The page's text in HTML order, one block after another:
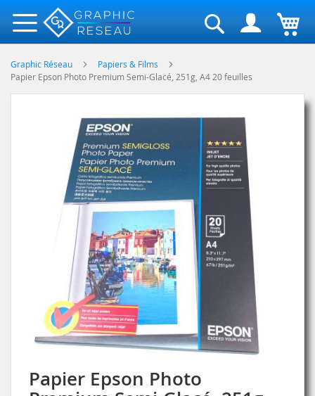
Rechercher
Graphic Réseau
Papiers & Films
Papier Epson Photo Premium Semi-Glacé, 251g, A4 20 feuilles
Papier Epson Photo
Skip
to